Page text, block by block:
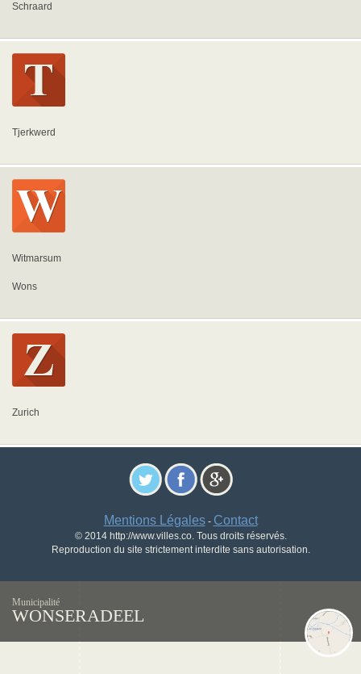
Schraard
Tjerkwerd
Witmarsum
Wons
Zurich
Mentions Légales- Contact
© 2014 http://www.villes.co. Tous droits réservés.
Reproduction du site strictement interdite sans autorisation.
Municipalité
WONSERADEEL